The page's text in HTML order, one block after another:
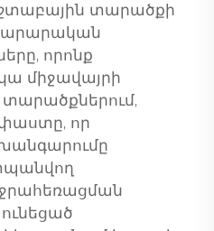
տարածքի
որոնք
միջավայրի
որ